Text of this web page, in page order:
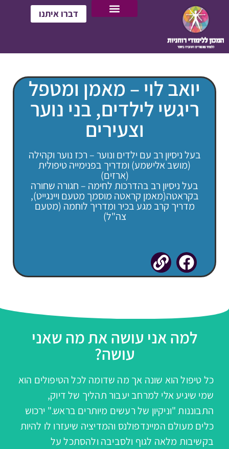
דברו איתנו
יואב לוי – מאמן ומטפל
ריגשי לילדים, בני נוער
וצעירים
בעל ניסיון רב עם ילדים ונוער – רכז נוער וקהילה
(מושב אלישמע) ומדריך בפנימייה טיפולית
(ארזים)
בעל ניסיון רב בהדרכות לחימה – חגורה שחורה
בקראטה(מאמן קראטה מוסמך מטעם ויינגייט),
מדריך קרב מגע בכיר ומדריך לוחמה (מטעם
צה"ל)
למה אני עושה את מה שאני
עושה?
כל טיפול הוא שונה אך מה שדומה לכל הטיפולים הוא
שמי שיגיע אלי למרחב יעבור תהליך של דיוק,
התבוננות "וניקיון של רעשים מיותרים בראש." ירכוש
כלים מעולם המיינדפולנס והמדיציה שיעזרו לו להיות
בקשיבות מלאה לגוף ולסביבה ולהסתכל על